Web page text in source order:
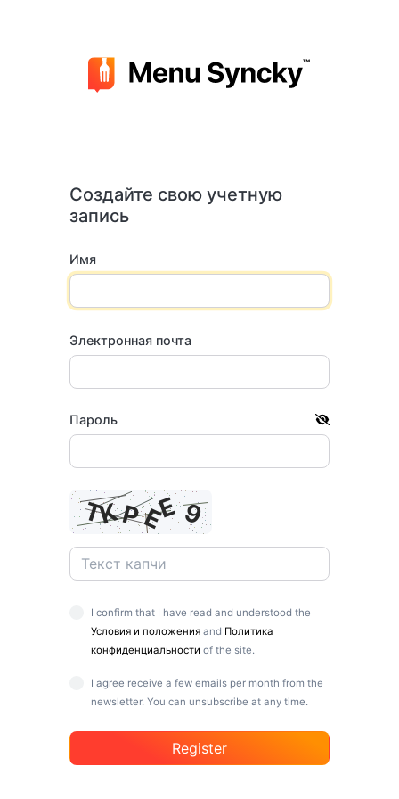
Создайте свою учетную
запись
Имя
Электронная почта
Пароль
I confirm that I have read and understood the
Условия и положения and Политика
конфиденциальности of the site.
I agree receive a few emails per month from the
newsletter. You can unsubscribe at any time.
Register